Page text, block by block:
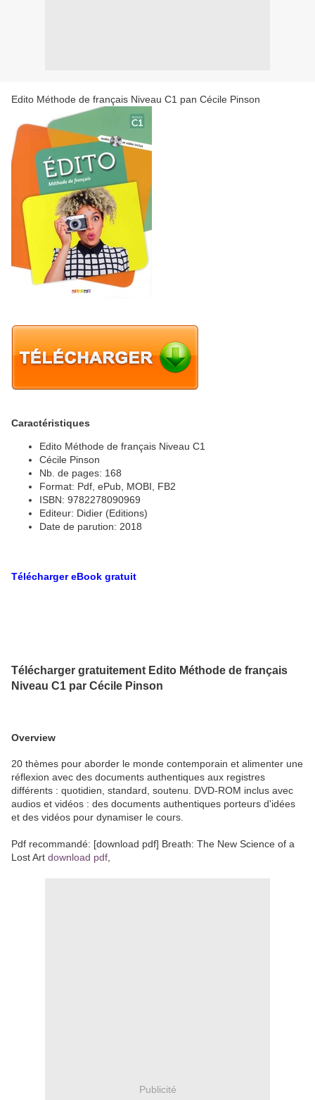
Edito Méthode de français Niveau C1 pan Cécile Pinson
Caractéristiques
Edito Méthode de français Niveau C1
Cécile Pinson
Nb. de pages: 168
Format: Pdf, ePub, MOBI, FB2
ISBN: 9782278090969
Editeur: Didier (Editions)
Date de parution: 2018
Télécharger eBook gratuit
Télécharger gratuitement Edito Méthode de français
Niveau C1 par Cécile Pinson
Overview
20 thèmes pour aborder le monde contemporain et alimenter une
réflexion avec des documents authentiques aux registres
différents : quotidien, standard, soutenu. DVD-ROM inclus avec
audios et vidéos : des documents authentiques porteurs d'idées
et des vidéos pour dynamiser le cours.
Pdf recommandé: [download pdf] Breath: The New Science of a
Lost Art download pdf
Publicité